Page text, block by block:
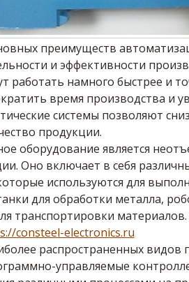
преимуществ
и эффективности
работать намного быстрее и
время производства и
системы позволяют
продукции.
оборудование является
Оно включает в себя
используются для
для обработки металла,
транспортировки
consteel-electronics.ru
распространенных
управляемые